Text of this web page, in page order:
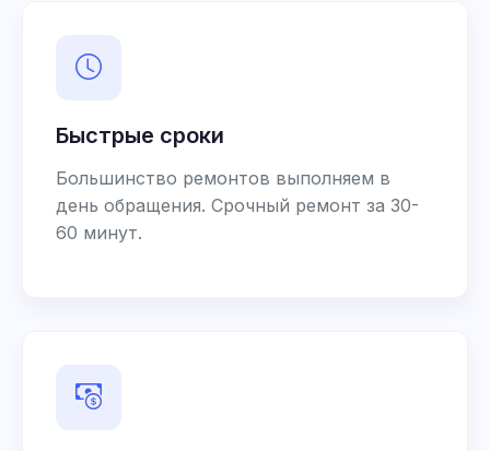
Быстрые сроки
Большинство ремонтов выполняем в
день обращения. Срочный ремонт за 30-
60 минут.